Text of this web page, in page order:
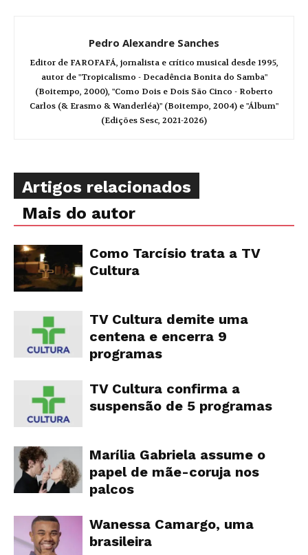
Pedro Alexandre Sanches
Editor de FAROFAFÁ, jornalista e crítico musical desde 1995,
autor de "Tropicalismo - Decadência Bonita do Samba"
(Boitempo, 2000), "Como Dois e Dois São Cinco - Roberto
Carlos (& Erasmo & Wanderléa)" (Boitempo, 2004) e "Álbum"
(Edições Sesc, 2021-2026)
Artigos relacionados
Mais do autor
Como Tarcísio trata a TV
Cultura
TV Cultura demite uma
centena e encerra 9
programas
TV Cultura confirma a
suspensão de 5 programas
Marília Gabriela assume o
papel de mãe-coruja nos
palcos
Wanessa Camargo, uma
brasileira